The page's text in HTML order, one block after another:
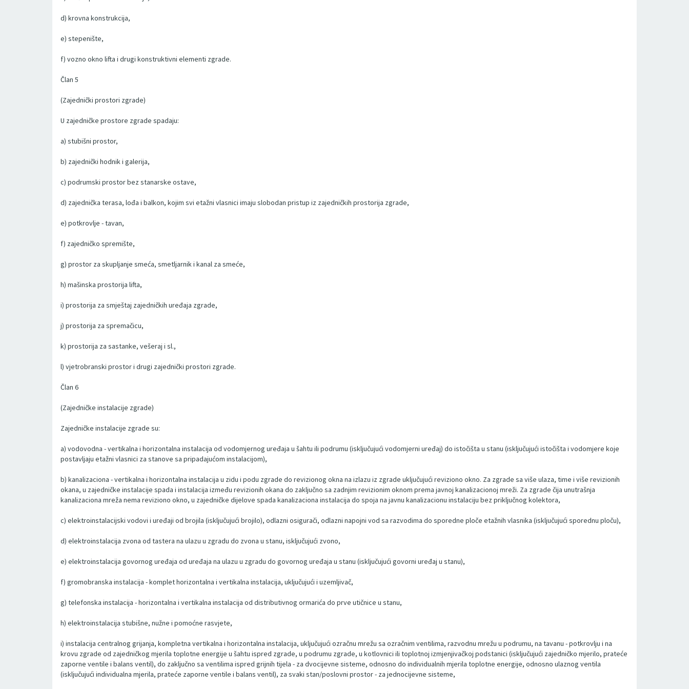
d) krovna konstrukcija,
e) stepenište,
f) vozno okno lifta i drugi konstruktivni elementi zgrade.
Član 5
(Zajednički prostori zgrade)
U zajedničke prostore zgrade spadaju:
a) stubišni prostor,
b) zajednički hodnik i galerija,
c) podrumski prostor bez stanarske ostave,
d) zajednička terasa, lođa i balkon, kojim svi etažni vlasnici imaju slobodan pristup iz zajedničkih prostorija zgrade,
e) potkrovlje - tavan,
f) zajedničko spremište,
g) prostor za skupljanje smeća, smetljarnik i kanal za smeće,
h) mašinska prostorija lifta,
i) prostorija za smještaj zajedničkih uređaja zgrade,
j) prostorija za spremačicu,
k) prostorija za sastanke, vešeraj i sl.,
l) vjetrobranski prostor i drugi zajednički prostori zgrade.
Član 6
(Zajedničke instalacije zgrade)
Zajedničke instalacije zgrade su:
a) vodovodna - vertikalna i horizontalna instalacija od vodomjernog uređaja u šahtu ili podrumu (isključujući vodomjerni uređaj) do istočišta u stanu (isključujući istočišta i vodomjere koje
postavljaju etažni vlasnici za stanove sa pripadajućom instalacijom),
b) kanalizaciona - vertikalna i horizontalna instalacija u zidu i podu zgrade do revizionog okna na izlazu iz zgrade uključujući reviziono okno. Za zgrade sa više ulaza, time i više revizionih
okana, u zajedničke instalacije spada i instalacija između revizionih okana do zaključno sa zadnjim revizionim oknom prema javnoj kanalizacionoj mreži. Za zgrade čija unutrašnja
kanalizaciona mreža nema reviziono okno, u zajedničke dijelove spada kanalizaciona instalacija do spoja na javnu kanalizacionu instalaciju bez priključnog kolektora,
c) elektroinstalacijski vodovi i uređaji od brojila (isključujući brojilo), odlazni osigurači, odlazni napojni vod sa razvodima do sporedne ploče etažnih vlasnika (isključujući sporednu ploču),
d) elektroinstalacija zvona od tastera na ulazu u zgradu do zvona u stanu, isključujući zvono,
e) elektroinstalacija govornog uređaja od uređaja na ulazu u zgradu do govornog uređaja u stanu (isključujući govorni uređaj u stanu),
f) gromobranska instalacija - komplet horizontalna i vertikalna instalacija, uključujući i uzemljivač,
g) telefonska instalacija - horizontalna i vertikalna instalacija od distributivnog ormarića do prve utičnice u stanu,
h) elektroinstalacija stubišne, nužne i pomoćne rasvjete,
i) instalacija centralnog grijanja, kompletna vertikalna i horizontalna instalacija, uključujući ozračnu mrežu sa ozračnim ventilima, razvodnu mrežu u podrumu, na tavanu - potkrovlju i na
krovu zgrade od zajedničkog mjerila toplotne energije u šahtu ispred zgrade, u podrumu zgrade, u kotlovnici ili toplotnoj izmjenjivačkoj podstanici (isključujući zajedničko mjerilo, prateće
zaporne ventile i balans ventil), do zaključno sa ventilima ispred grijnih tijela - za dvocijevne sisteme, odnosno do individualnih mjerila toplotne energije, odnosno ulaznog ventila
(isključujući individualna mjerila, prateće zaporne ventile i balans ventil), za svaki stan/poslovni prostor - za jednocijevne sisteme,